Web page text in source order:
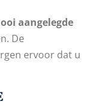
aangelegde
De
ervoor dat u